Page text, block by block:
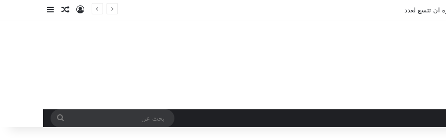
ان تتسع لعدد تسجيل الدخول
مقال عشوائي
إضافة عمود
بحث